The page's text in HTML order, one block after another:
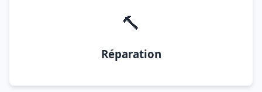
🔨
Réparation